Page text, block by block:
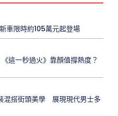
車限時約105萬元起登場
這一秒過火》靠顏值撐熱度？
混搭街頭美學 展現現代男士多